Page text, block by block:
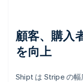
顧客、購入
を向上
Shipt は Stripe の